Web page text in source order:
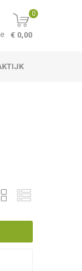
0
€ 0,00